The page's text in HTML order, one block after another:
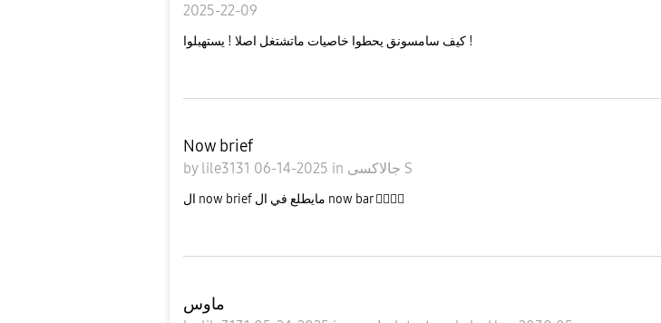
09-22-2025
كيف سامسونق يحطوا خاصيات ماتشتغل اصلا ! يستهبلوا !
Now brief
by lile3131 06-14-2025 in جالاكسى S
ال now brief مايطلع في ال now bar 
ماوس